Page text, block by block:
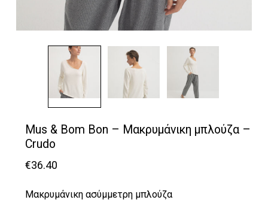
Mus & Bom Bon – Μακρυμάνικη μπλούζα –
Crudo
€36.40
Μακρυμάνικη ασύμμετρη μπλούζα